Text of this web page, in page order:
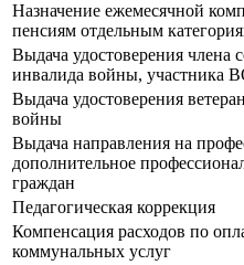
Назначение ежемесячной
пенсиям отдельным
Выдача удостоверения члена
инвалида войны, участника
Выдача удостоверения
войны
Выдача направления на
дополнительное
граждан
Педагогическая коррекция
Компенсация расходов по
коммунальных услуг